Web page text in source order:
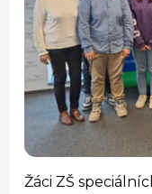
Žáci ZŠ